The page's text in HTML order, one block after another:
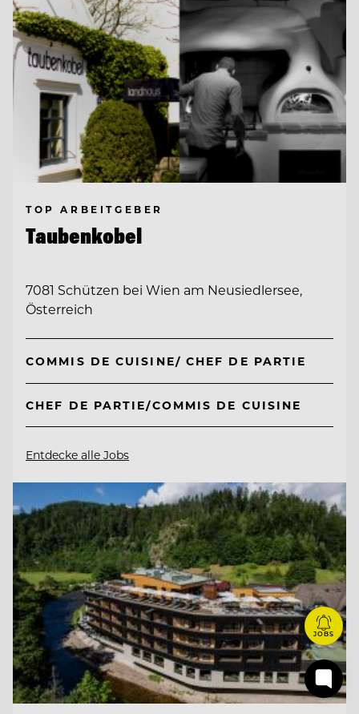
TOP ARBEITGEBER
Taubenkobel
7081 Schützen bei Wien am Neusiedlersee,
Österreich
COMMIS DE CUISINE/ CHEF DE PARTIE
CHEF DE PARTIE/COMMIS DE CUISINE
Entdecke alle Jobs
JOBS